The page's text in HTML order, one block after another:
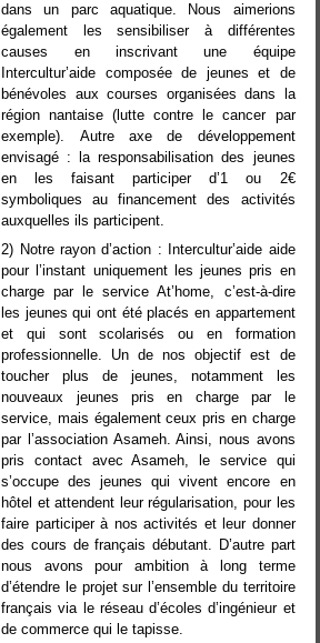
dans un parc aquatique. Nous aimerions
également les sensibiliser à différentes
causes en inscrivant une équipe
Intercultur’aide composée de jeunes et de
bénévoles aux courses organisées dans la
région nantaise (lutte contre le cancer par
exemple). Autre axe de développement
envisagé : la responsabilisation des jeunes
en les faisant participer d’1 ou 2€
symboliques au financement des activités
auxquelles ils participent.
2) Notre rayon d’action : Intercultur’aide aide
pour l’instant uniquement les jeunes pris en
charge par le service At’home, c’est-à-dire
les jeunes qui ont été placés en appartement
et qui sont scolarisés ou en formation
professionnelle. Un de nos objectif est de
toucher plus de jeunes, notamment les
nouveaux jeunes pris en charge par le
service, mais également ceux pris en charge
par l’association Asameh. Ainsi, nous avons
pris contact avec Asameh, le service qui
s’occupe des jeunes qui vivent encore en
hôtel et attendent leur régularisation, pour les
faire participer à nos activités et leur donner
des cours de français débutant. D’autre part
nous avons pour ambition à long terme
d’étendre le projet sur l’ensemble du territoire
français via le réseau d’écoles d’ingénieur et
de commerce qui le tapisse.